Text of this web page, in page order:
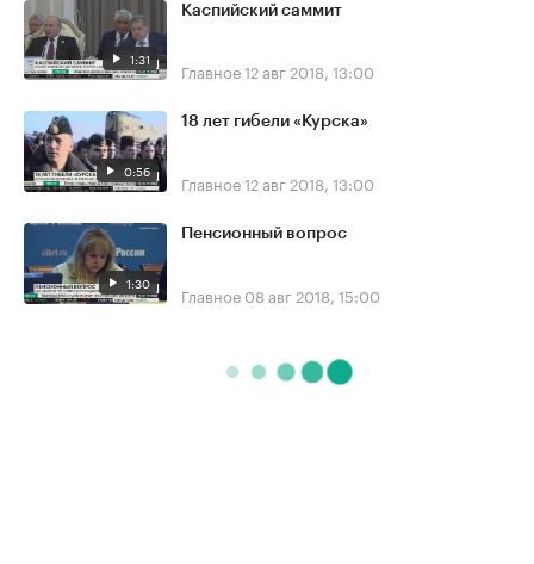
1:31
Каспийский саммит
Главное12 авг 2018, 13:00
0:56
18 лет гибели «Курска»
Главное12 авг 2018, 13:00
1:30
Пенсионный вопрос
Главное 08 авг 2018, 15:00